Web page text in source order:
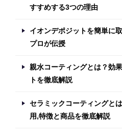
すすめする3つの理由
イオンデポジットを簡単に
プロが伝授
親水コーティングとは？効
トを徹底解説
セラミックコーティングと
用,特徴と商品を徹底解説